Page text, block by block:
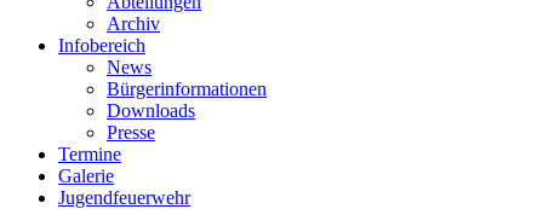
Archiv
Infobereich
News
Bürgerinformationen
Downloads
Presse
Termine
Galerie
Jugendfeuerwehr